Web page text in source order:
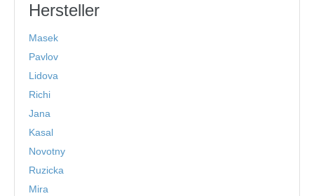
Hersteller
Masek
Pavlov
Lidova
Richi
Jana
Kasal
Novotny
Ruzicka
Mira